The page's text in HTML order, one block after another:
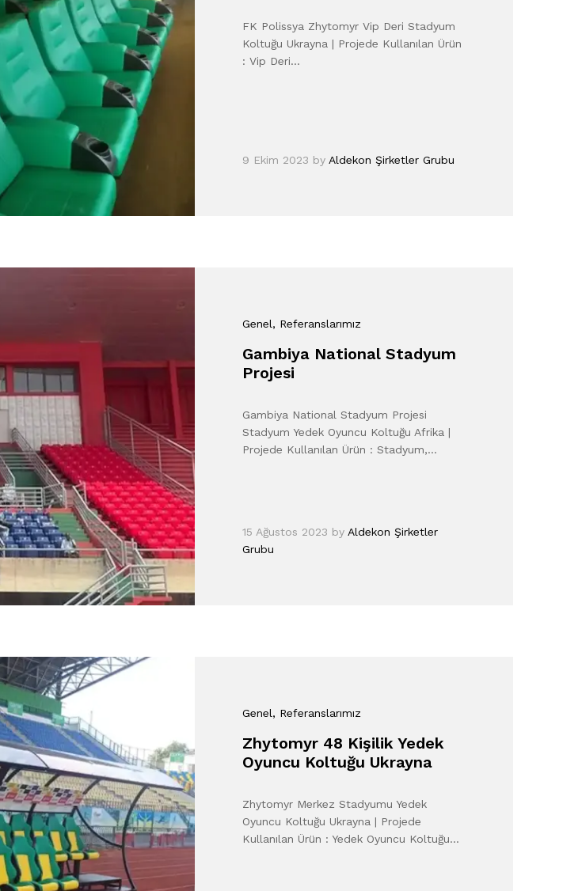
FK Polissya Zhytomyr Vip Deri Stadyum
Koltuğu Ukrayna | Projede Kullanılan Ürün
: Vip Deri…
9 Ekim 2023 byAldekon Şirketler Grubu
Genel, Referanslarımız
Gambiya National Stadyum
Projesi
Gambiya National Stadyum Projesi
Stadyum Yedek Oyuncu Koltuğu Afrika |
Projede Kullanılan Ürün : Stadyum,…
15 Ağustos 2023 by Aldekon Şirketler
Grubu
Genel, Referanslarımız
Zhytomyr 48 Kişilik Yedek
Oyuncu Koltuğu Ukrayna
Zhytomyr Merkez Stadyumu Yedek
Oyuncu Koltuğu Ukrayna | Projede
Kullanılan Ürün : Yedek Oyuncu Koltuğu…